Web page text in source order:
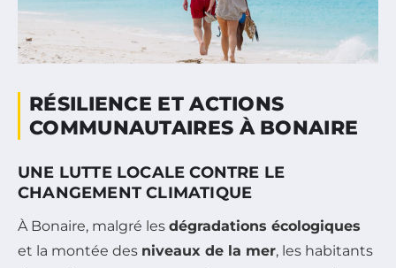
RÉSILIENCE ET ACTIONS
COMMUNAUTAIRES À BONAIRE
UNE LUTTE LOCALE CONTRE LE
CHANGEMENT CLIMATIQUE
À Bonaire, malgré les dégradations écologiques
et la montée des niveaux de la mer, les habitants